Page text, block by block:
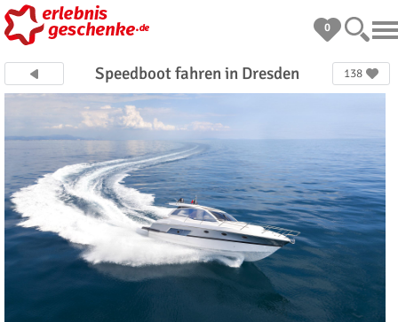
0
Speedboot fahren in Dresden 138